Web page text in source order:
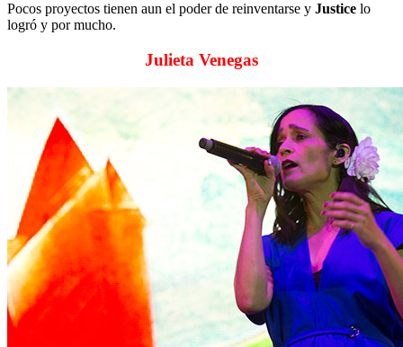
Pocos proyectos tienen aun el poder de reinventarse y Justice lo
logró y por mucho.
Julieta Venegas